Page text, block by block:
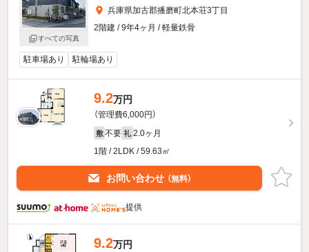
すべての写真
兵庫県加古郡播磨町北本荘3丁目
2階建 / 9年4ヶ月 / 軽量鉄骨
駐車場あり 駐輪場あり
9.2万円
（管理費6,000円）
敷 不要 礼 2.0ヶ月
1階 / 2LDK / 59.63㎡
お問い合わせ （無料）
提供
9.2万円